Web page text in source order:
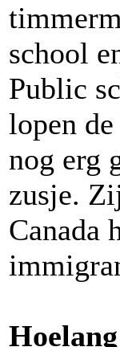
school
Public
lopen
nog erg
zusje.
Canada